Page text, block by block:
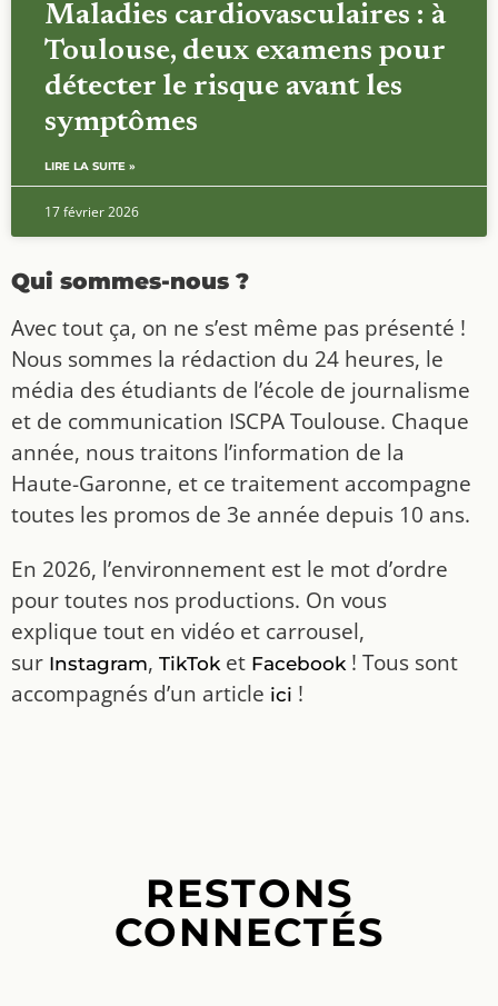
Maladies cardiovasculaires : à
Toulouse, deux examens pour
détecter le risque avant les
symptômes
LIRE LA SUITE »
17 février 2026
Qui sommes-nous ?
Avec tout ça, on ne s’est même pas présenté !
Nous sommes la rédaction du 24 heures, le
média des étudiants de l’école de journalisme
et de communication ISCPA Toulouse. Chaque
année, nous traitons l’information de la
Haute-Garonne, et ce traitement accompagne
toutes les promos de 3e année depuis 10 ans.
En 2026, l’environnement est le mot d’ordre
pour toutes nos productions. On vous
explique tout en vidéo et carrousel,
sur Instagram, TikToket Facebook! Tous sont
accompagnés d’un article ici !
RESTONS
CONNECTÉS